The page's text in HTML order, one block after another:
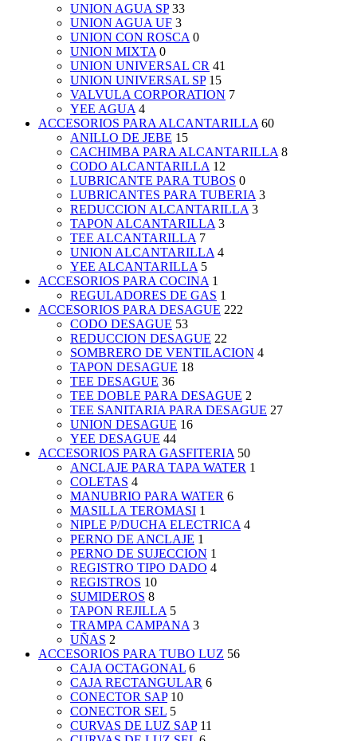
UNION AGUA SP 33
UNION AGUA UF 3
UNION CON ROSCA 0
UNION MIXTA 0
UNION UNIVERSAL CR 41
UNION UNIVERSAL SP 15
VALVULA CORPORATION 7
YEE AGUA 4
ACCESORIOS PARA ALCANTARILLA 60
ANILLO DE JEBE 15
CACHIMBA PARA ALCANTARILLA 8
CODO ALCANTARILLA 12
LUBRICANTE PARA TUBOS 0
LUBRICANTES PARA TUBERIA 3
REDUCCION ALCANTARILLA 3
TAPON ALCANTARILLA 3
TEE ALCANTARILLA 7
UNION ALCANTARILLA 4
YEE ALCANTARILLA 5
ACCESORIOS PARA COCINA 1
REGULADORES DE GAS 1
ACCESORIOS PARA DESAGUE 222
CODO DESAGUE 53
REDUCCION DESAGUE 22
SOMBRERO DE VENTILACION 4
TAPON DESAGUE 18
TEE DESAGUE 36
TEE DOBLE PARA DESAGUE 2
TEE SANITARIA PARA DESAGUE 27
UNION DESAGUE 16
YEE DESAGUE 44
ACCESORIOS PARA GASFITERIA 50
ANCLAJE PARA TAPA WATER 1
COLETAS 4
MANUBRIO PARA WATER 6
MASILLA TEROMASI 1
NIPLE P/DUCHA ELECTRICA 4
PERNO DE ANCLAJE 1
PERNO DE SUJECCION 1
REGISTRO TIPO DADO 4
REGISTROS 10
SUMIDEROS 8
TAPON REJILLA 5
TRAMPA CAMPANA 3
UÑAS 2
ACCESORIOS PARA TUBO LUZ 56
CAJA OCTAGONAL 6
CAJA RECTANGULAR 6
CONECTOR SAP 10
CONECTOR SEL 5
CURVAS DE LUZ SAP 11